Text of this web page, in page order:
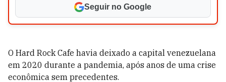
Seguir no Google
O Hard Rock Cafe havia deixado a capital venezuelana
em 2020 durante a pandemia, após anos de uma crise
econômica sem precedentes.